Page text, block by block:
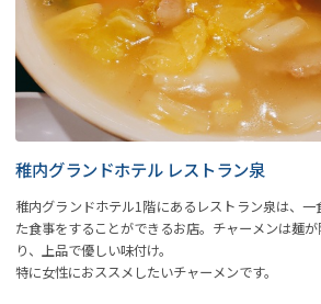
稚内グランドホテル レストラン泉
稚内グランドホテル1階にあるレストラン泉は、
た食事をすることができるお店。チャーメンは麺
り、上品で優しい味付け。
特に女性におススメしたいチャーメンです。